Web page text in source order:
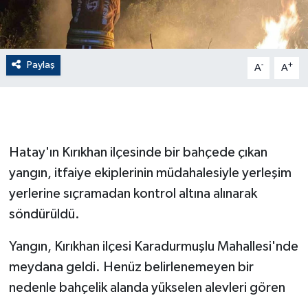
Paylaş A- A+
Hatay'ın Kırıkhan ilçesinde bir bahçede çıkan
yangın, itfaiye ekiplerinin müdahalesiyle yerleşim
yerlerine sıçramadan kontrol altına alınarak
söndürüldü.
Yangın, Kırıkhan ilçesi Karadurmuşlu Mahallesi'nde
meydana geldi. Henüz belirlenemeyen bir
nedenle bahçelik alanda yükselen alevleri gören
EĞİTİM
EKONOMİ
Flaş Haber
Gayrimenkul
GENEL
GÜNDEM
Güvenlik